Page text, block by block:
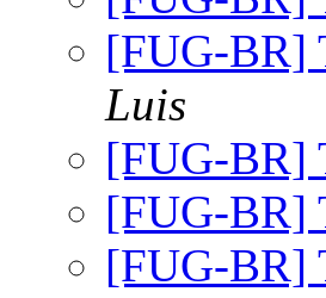
[FUG-BR]
Luis
[FUG-BR]
[FUG-BR]
[FUG-BR]